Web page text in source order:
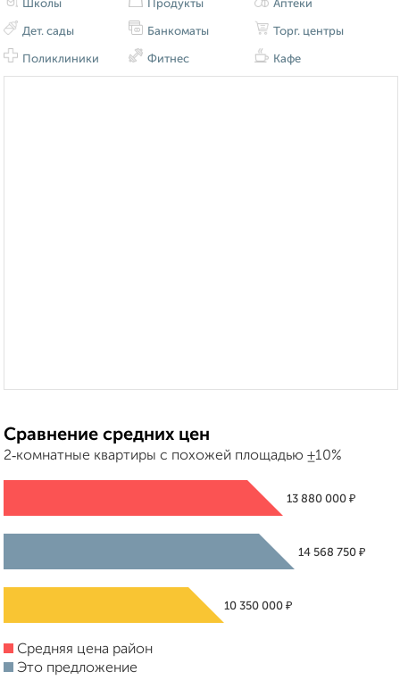
Школы
Дет. сады
Поликлиники
Продукты
Банкоматы
Фитнес
Аптеки
Торг. центры
Кафе
Сравнение средних цен
2‑комнатные квартиры с похожей площадью ±10%
13 880 000 ₽
14 568 750 ₽
10 350 000 ₽
Средняя цена район
Это предложение